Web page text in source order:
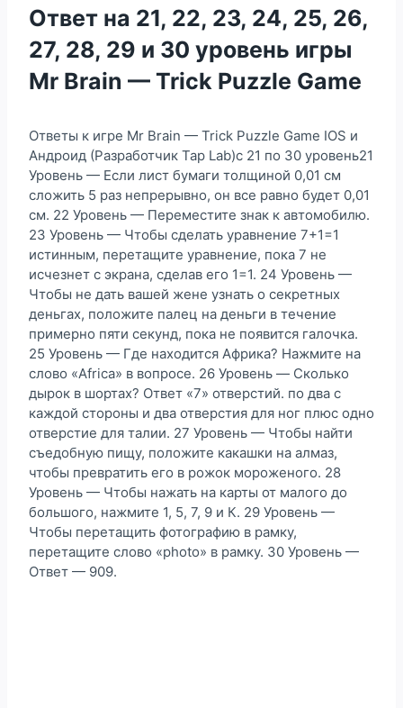
Ответ на 21, 22, 23, 24, 25, 26,
27, 28, 29 и 30 уровень игры
Mr Brain — Trick Puzzle Game
Ответы к игре Mr Brain — Trick Puzzle Game IOS и
Андроид (Разработчик Tap Lab)с 21 по 30 уровень21
Уровень — Если лист бумаги толщиной 0,01 см
сложить 5 раз непрерывно, он все равно будет 0,01
см. 22 Уровень — Переместите знак к автомобилю.
23 Уровень — Чтобы сделать уравнение 7+1=1
истинным, перетащите уравнение, пока 7 не
исчезнет с экрана, сделав его 1=1. 24 Уровень —
Чтобы не дать вашей жене узнать о секретных
деньгах, положите палец на деньги в течение
примерно пяти секунд, пока не появится галочка.
25 Уровень — Где находится Африка? Нажмите на
слово «Africa» в вопросе. 26 Уровень — Cколько
дырок в шортах? Ответ «7» отверстий. по два с
каждой стороны и два отверстия для ног плюс одно
отверстие для талии. 27 Уровень — Чтобы найти
съедобную пищу, положите какашки на алмаз,
чтобы превратить его в рожок мороженого. 28
Уровень — Чтобы нажать на карты от малого до
большого, нажмите 1, 5, 7, 9 и К. 29 Уровень —
Чтобы перетащить фотографию в рамку,
перетащите слово «photo» в рамку. 30 Уровень —
Ответ — 909.